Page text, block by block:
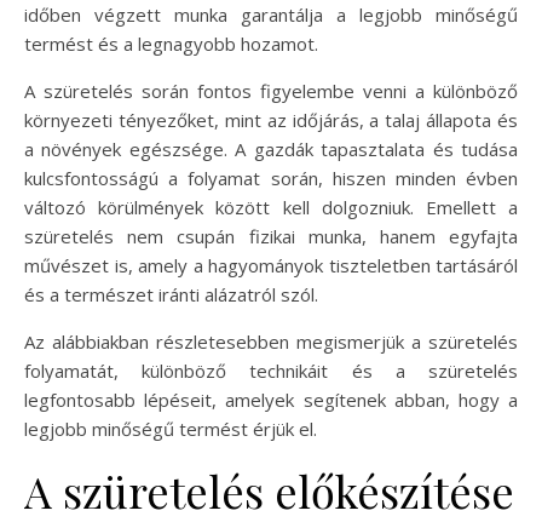
időben végzett munka garantálja a legjobb minőségű
termést és a legnagyobb hozamot.
A szüretelés során fontos figyelembe venni a különböző
környezeti tényezőket, mint az időjárás, a talaj állapota és
a növények egészsége. A gazdák tapasztalata és tudása
kulcsfontosságú a folyamat során, hiszen minden évben
változó körülmények között kell dolgozniuk. Emellett a
szüretelés nem csupán fizikai munka, hanem egyfajta
művészet is, amely a hagyományok tiszteletben tartásáról
és a természet iránti alázatról szól.
Az alábbiakban részletesebben megismerjük a szüretelés
folyamatát, különböző technikáit és a szüretelés
legfontosabb lépéseit, amelyek segítenek abban, hogy a
legjobb minőségű termést érjük el.
A szüretelés előkészítése